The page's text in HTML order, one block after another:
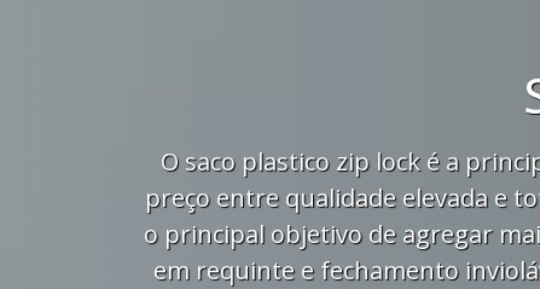
O saco plastico zip lock é a
preço entre qualidade elevada e
o principal objetivo de agregar
em requinte e fechamento